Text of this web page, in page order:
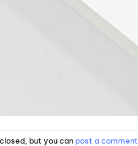
but you can post a comment